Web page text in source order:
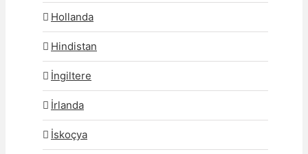
Hollanda
Hindistan
İngiltere
İrlanda
İskoçya